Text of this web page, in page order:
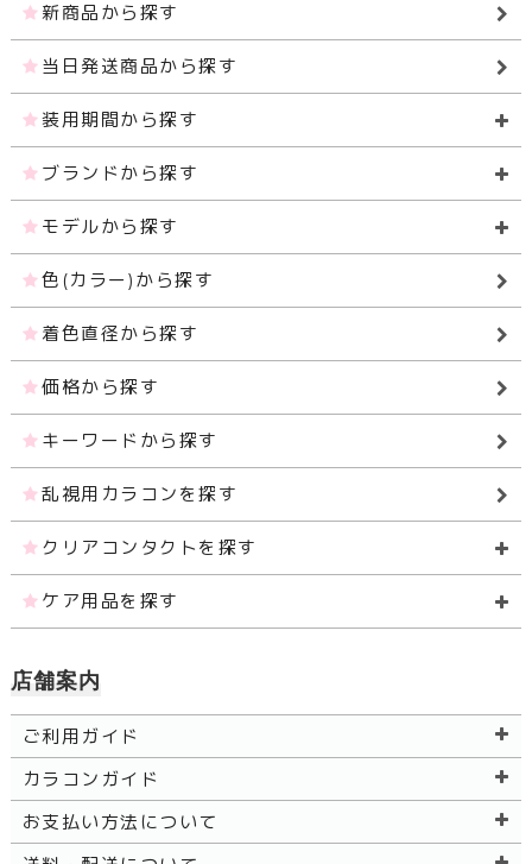
新商品から探す
当日発送商品から探す
装用期間から探す
ブランドから探す
モデルから探す
色(カラー)から探す
着色直径から探す
価格から探す
キーワードから探す
乱視用カラコンを探す
クリアコンタクトを探す
ケア用品を探す
店舗案内
ご利用ガイド
カラコンガイド
お支払い方法について